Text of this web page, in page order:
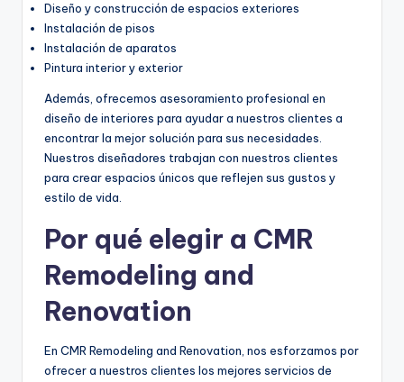
Diseño y construcción de espacios exteriores
Instalación de pisos
Instalación de aparatos
Pintura interior y exterior
Además, ofrecemos asesoramiento profesional en
diseño de interiores para ayudar a nuestros clientes a
encontrar la mejor solución para sus necesidades.
Nuestros diseñadores trabajan con nuestros clientes
para crear espacios únicos que reflejen sus gustos y
estilo de vida.
Por qué elegir a CMR
Remodeling and
Renovation
En CMR Remodeling and Renovation, nos esforzamos por
ofrecer a nuestros clientes los mejores servicios de